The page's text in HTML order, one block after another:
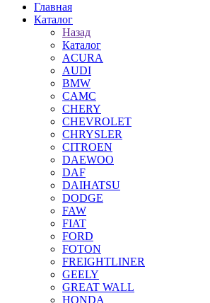
Главная
Каталог
Назад
Каталог
ACURA
AUDI
BMW
CAMC
CHERY
CHEVROLET
CHRYSLER
CITROEN
DAEWOO
DAF
DAIHATSU
DODGE
FAW
FIAT
FORD
FOTON
FREIGHTLINER
GEELY
GREAT WALL
HONDA